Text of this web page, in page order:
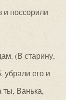
и поссорили
(В старину,
убрали его и
ты, Ванька,